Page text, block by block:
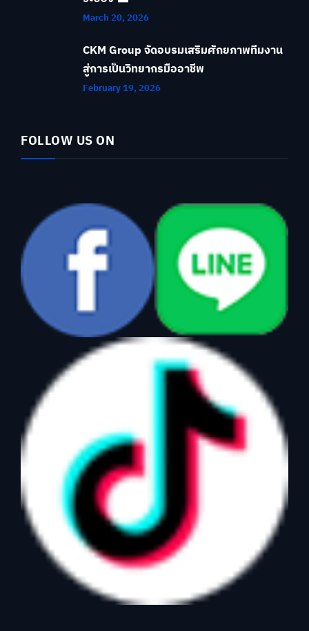
March 20, 2026
CKM Group จัดอบรมเสริมศักยภาพทีมงาน
สู่การเป็นวิทยากรมืออาชีพ
February 19, 2026
FOLLOW US ON